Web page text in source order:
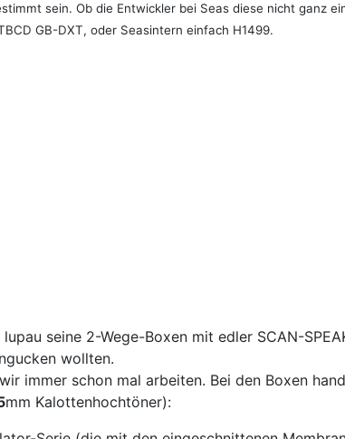
sein. Ob die Entwickler bei Seas diese nicht ganz
GB-DXT, oder Seasintern einfach H1499.
seine 2-Wege-Boxen mit edler SCAN-
wollten.
immer schon mal arbeiten. Bei den Boxen
mm Kalottenhochtöner):